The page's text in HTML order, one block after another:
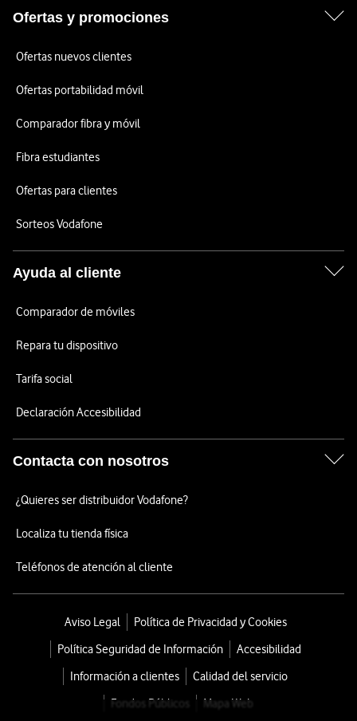
Ofertas y promociones
Ofertas nuevos clientes
Ofertas portabilidad móvil
Comparador fibra y móvil
Fibra estudiantes
Ofertas para clientes
Sorteos Vodafone
Ayuda al cliente
Comparador de móviles
Repara tu dispositivo
Tarifa social
Declaración Accesibilidad
Contacta con nosotros
¿Quieres ser distribuidor Vodafone?
Localiza tu tienda física
Teléfonos de atención al cliente
Aviso Legal
Política de Privacidad y Cookies
Política Seguridad de Información
Accesibilidad
Información a clientes
Calidad del servicio
Fondos Públicos
Mapa Web